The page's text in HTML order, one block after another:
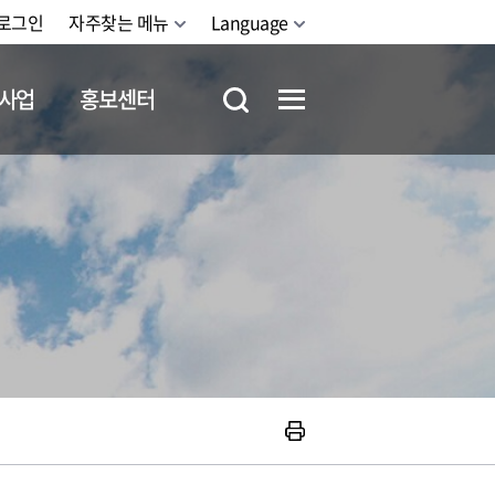
그인 자주찾는 메뉴 Language
업 홍보센터